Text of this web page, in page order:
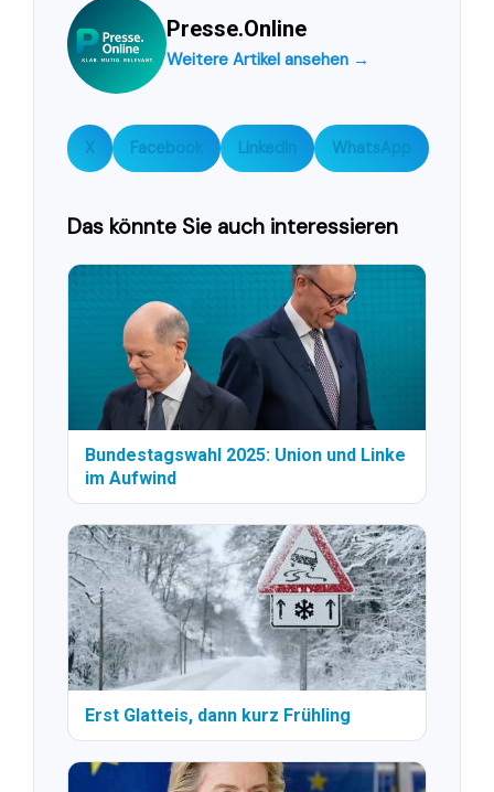
Presse.Online
Weitere Artikel ansehen →
X Facebook LinkedIn WhatsApp
Das könnte Sie auch interessieren
Bundestagswahl 2025: Union und Linke
im Aufwind
Erst Glatteis, dann kurz Frühling